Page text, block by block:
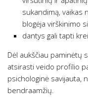
sukandimą, vaikas
blogėja virškinimo
dantys gali tapti
Dėl aukščiau paminėtų
atsirasti veido profilio
psichologinė savijauta,
bendraamžių.